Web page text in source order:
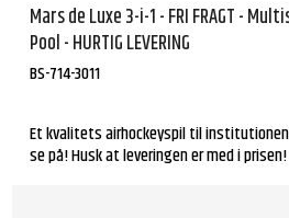
Mars de Luxe 3-i-1 - FRI FRAGT -
Pool - HURTIG LEVERING
BS-714-3011
Et kvalitets airhockeyspil til institutionen -
se på! Husk at leveringen er med i prisen!